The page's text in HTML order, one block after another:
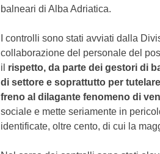
balneari di Alba Adriatica.
I controlli sono stati avviati dalla
collaborazione del personale del
il rispetto, da parte dei gestori di
di settore e soprattutto per
freno al dilagante fenomeno di
sociale e mette seriamente in
identificate, oltre cento, di cui la